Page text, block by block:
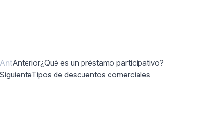
AntAnterior¿Qué es un préstamo participativo?
SiguienteTipos de descuentos comerciales